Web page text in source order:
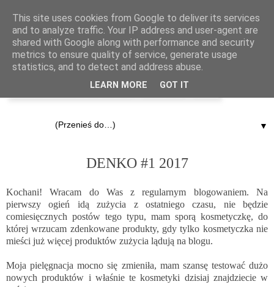
▼
DENKO #1 2017
Kochani! Wracam do Was z regularnym blogowaniem. Na
pierwszy ogień idą zużycia z ostatniego czasu, nie będzie
comiesięcznych postów tego typu, mam sporą kosmetyczkę, do
której wrzucam zdenkowane produkty, gdy tylko kosmetyczka nie
mieści już więcej produktów zużycia lądują na blogu.
Moja pielęgnacja mocno się zmieniła, mam szansę testować dużo
nowych produktów i właśnie te kosmetyki dzisiaj znajdziecie w
This site uses cookies from Google to deliver its services
and to analyze traffic. Your IP address and user-agent are
shared with Google along with performance and security
metrics to ensure quality of service, generate usage
statistics, and to detect and address abuse.
LEARN MORE GOT IT